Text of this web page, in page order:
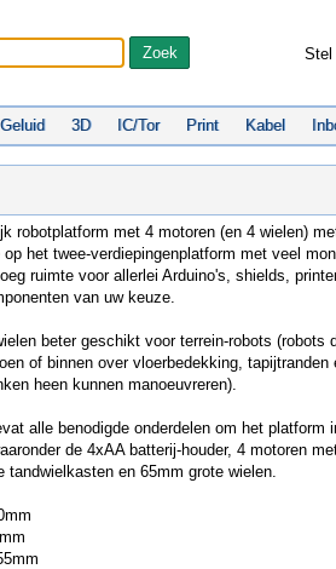
Stel
Geluid 3D IC/Tor Print Kabel
robotplatform met 4 motoren (en 4 wielen)
het twee-verdiepingenplatform met veel
ruimte voor allerlei Arduino's, shields,
van uw keuze.
beter geschikt voor terrein-robots (robots
of binnen over vloerbedekking, tapijtranden
heen kunnen manoeuvreren).
alle benodigde onderdelen om het platform
de 4xAA batterij-houder, 4 motoren
tandwielkasten en 65mm grote wielen.